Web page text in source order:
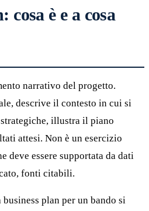
cosa è e a cosa
narrativo del progetto.
descrive il contesto in cui si
illustra il piano
attesi. Non è un esercizio
deve essere supportata da dati
fonti citabili.
plan per un bando si